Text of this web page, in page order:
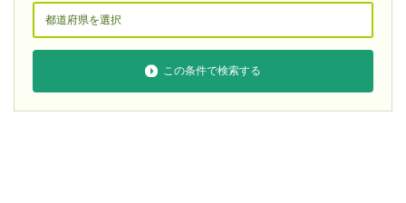
この条件で検索する